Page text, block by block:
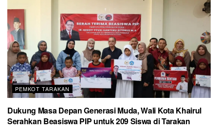
PEMKOT TARAKAN
Dukung Masa Depan Generasi Muda, Wali Kota Khairul
Serahkan Beasiswa PIP untuk 209 Siswa di Tarakan